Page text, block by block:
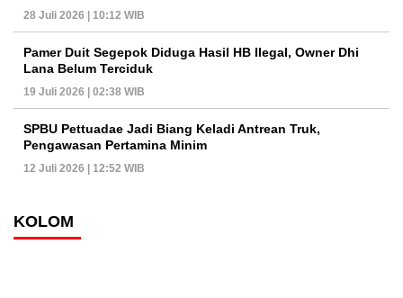
28 Juli 2026 | 10:12 WIB
Pamer Duit Segepok Diduga Hasil HB Ilegal, Owner Dhi
Lana Belum Terciduk
19 Juli 2026 | 02:38 WIB
SPBU Pettuadae Jadi Biang Keladi Antrean Truk,
Pengawasan Pertamina Minim
12 Juli 2026 | 12:52 WIB
KOLOM